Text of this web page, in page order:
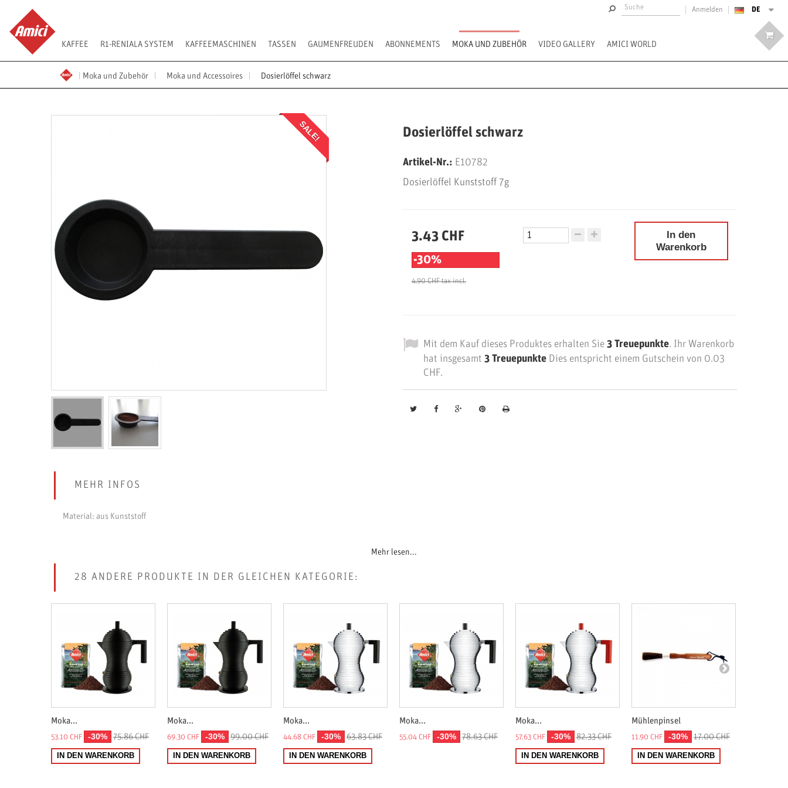
DE
Anmelden
KAFFEE R1-RENIALA SYSTEM KAFFEEMASCHINEN TASSEN GAUMENFREUDEN ABONNEMENTS MOKA UND ZUBEHÖR VIDEO GALLERY AMICI WORLD
Moka und Zubehör Moka und Accessoires Dosierlöffel schwarz
SALE! Dosierlöffel schwarz
Artikel-Nr.: E10782
Dosierlöffel Kunststoff 7g
3.43 CHF
-30%
4.90 CHFtax incl.
In den
Warenkorb
Mit dem Kauf dieses Produktes erhalten Sie 3Treuepunkte. Ihr Warenkorb
hat insgesamt 3TreuepunkteDies entspricht einem Gutschein von 0.03
CHF.
MEHR INFOS
Material: aus Kunststoff
Mehr lesen...
28 ANDERE PRODUKTE IN DER GLEICHEN KATEGORIE:
Moka...
53.10 CHF -30% 75.86 CHF
IN DEN WARENKORB
Moka...
69.30 CHF -30% 99.00 CHF
IN DEN WARENKORB
Moka...
44.68 CHF -30% 63.83 CHF
IN DEN WARENKORB
Moka...
55.04 CHF -30% 78.63 CHF
Moka...
57.63 CHF -30% 82.33 CHF
IN DEN WARENKORB
Mühlenpinsel
11.90 CHF -30% 17.00 CHF
IN DEN WARENKORB